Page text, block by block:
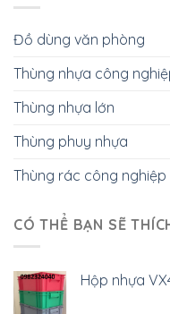
Đồ dùng văn phòng
Thùng nhựa công
Thùng nhựa lớn
Thùng phuy nhựa
Thùng rác công nghiệp
CÓ THỂ BẠN SẼ
Hộp nhựa